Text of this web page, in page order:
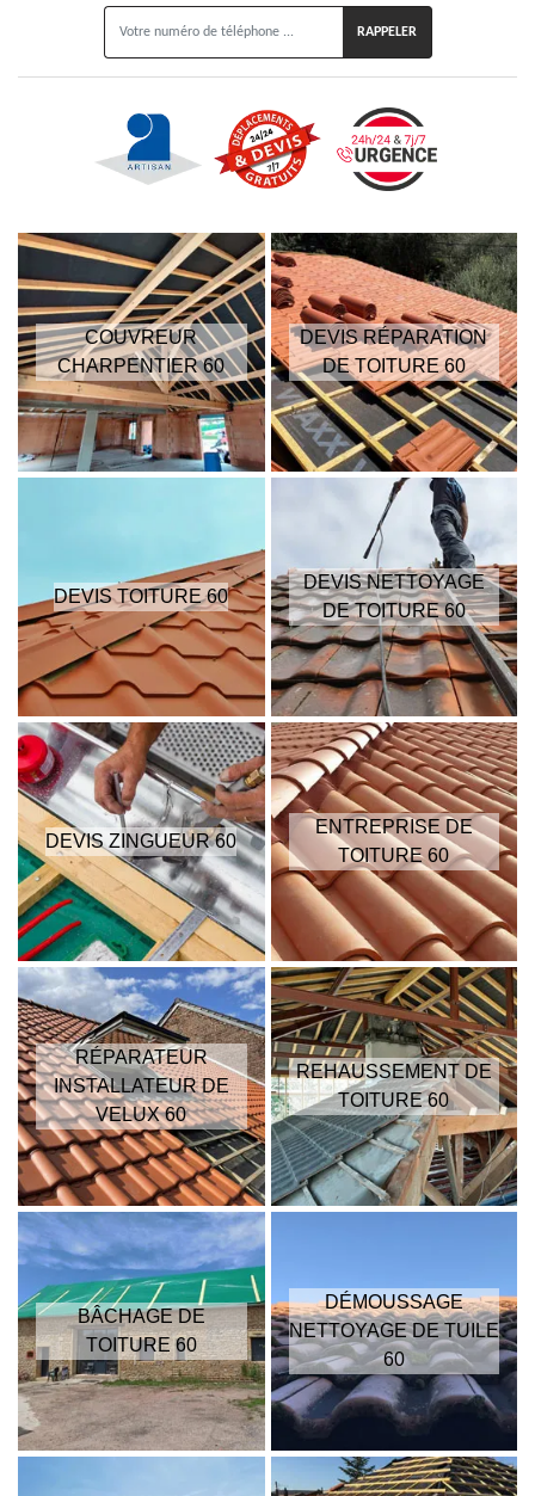
COUVREUR
CHARPENTIER 60
DEVIS RÉPARATION
DE TOITURE 60
DEVIS TOITURE 60
DEVIS NETTOYAGE
DE TOITURE 60
DEVIS ZINGUEUR 60
ENTREPRISE DE
TOITURE 60
RÉPARATEUR
INSTALLATEUR DE
VELUX 60
REHAUSSEMENT DE
TOITURE 60
BÂCHAGE DE
TOITURE 60
DÉMOUSSAGE
NETTOYAGE DE TUILE
60